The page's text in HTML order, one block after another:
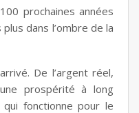
prochaines années
dans l’ombre de la
De l’argent réel,
prospérité à long
fonctionne pour le